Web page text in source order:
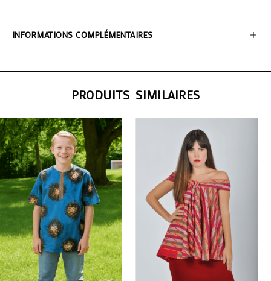
INFORMATIONS COMPLÉMENTAIRES
PRODUITS SIMILAIRES